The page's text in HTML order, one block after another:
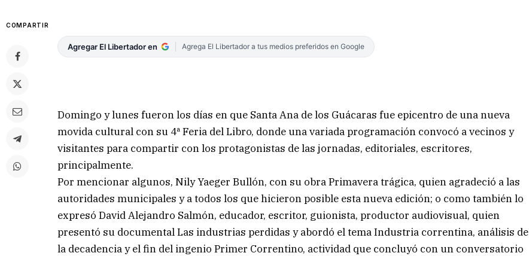
COMPARTIR
Agregar El Libertador en Agrega El Libertador a tus medios preferidos en Google
Domingo y lunes fueron los días en que Santa Ana de los Guácaras fue epicentro de una nueva
movida cultural con su 4ª Feria del Libro, donde una variada programación convocó a vecinos y
visitantes para compartir con los protagonistas de las jornadas, editoriales, escritores,
principalmente.
Por mencionar algunos, Nily Yaeger Bullón, con su obra Primavera trágica, quien agradeció a las
autoridades municipales y a todos los que hicieron posible esta nueva edición; o como también lo
expresó David Alejandro Salmón, educador, escritor, guionista, productor audiovisual, quien
presentó su documental Las industrias perdidas y abordó el tema Industria correntina, análisis de
la decadencia y el fin del ingenio Primer Correntino, actividad que concluyó con un conversatorio